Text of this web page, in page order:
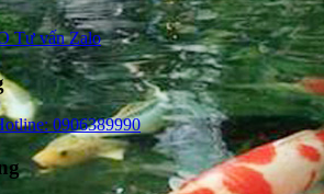
Tư vấn Zalo
0906389990